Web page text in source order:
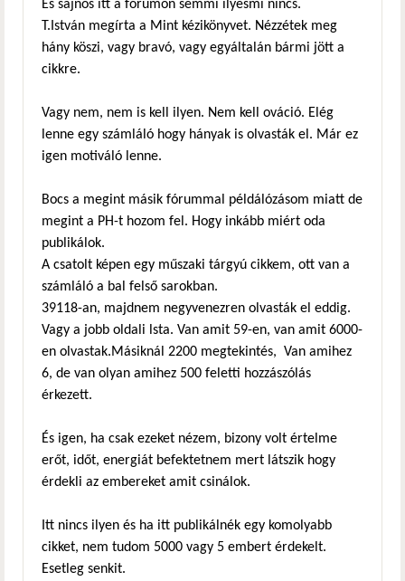
És sajnos itt a fórumon semmi ilyesmi nincs.
T.István megírta a Mint kézikönyvet. Nézzétek meg
hány köszi, vagy bravó, vagy egyáltalán bármi jött a
cikkre.
Vagy nem, nem is kell ilyen. Nem kell ováció. Elég
lenne egy számláló hogy hányak is olvasták el. Már ez
igen motiváló lenne.
Bocs a megint másik fórummal példálózásom miatt de
megint a PH-t hozom fel. Hogy inkább miért oda
publikálok.
A csatolt képen egy műszaki tárgyú cikkem, ott van a
számláló a bal felső sarokban.
39118-an, majdnem negyvenezren olvasták el eddig.
Vagy a jobb oldali lsta. Van amit 59-en, van amit 6000-
en olvastak.Másiknál 2200 megtekintés, Van amihez
6, de van olyan amihez 500 feletti hozzászólás
érkezett.
És igen, ha csak ezeket nézem, bizony volt értelme
erőt, időt, energiát befektetnem mert látszik hogy
érdekli az embereket amit csinálok.
Itt nincs ilyen és ha itt publikálnék egy komolyabb
cikket, nem tudom 5000 vagy 5 embert érdekelt.
Esetleg senkit.